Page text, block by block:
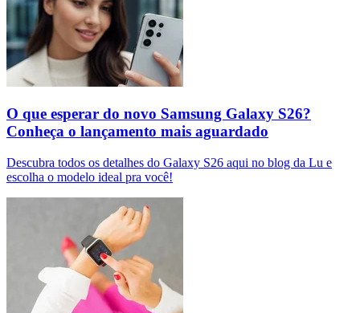
O que esperar do novo Samsung Galaxy S26?
Conheça o lançamento mais aguardado
Descubra todos os detalhes do Galaxy S26 aqui no blog da Lu e
escolha o modelo ideal pra você!